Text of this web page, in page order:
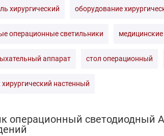
хирургический оборудование
операционные светильники
аппарат стол операционный
настенный
операционный светодиодный